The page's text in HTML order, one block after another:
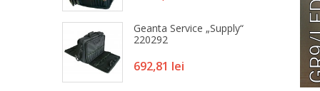
Geanta Service „Supply“
220292
Pret
692,81 lei